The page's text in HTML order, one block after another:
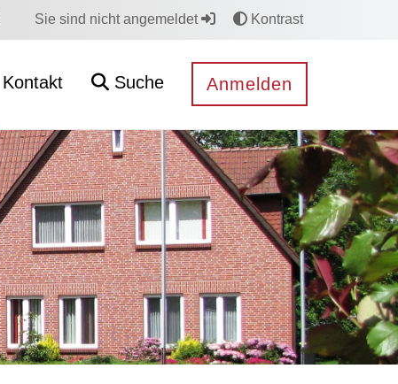
Sie sind nicht angemeldet Kontrast
Kontakt Suche Anmelden